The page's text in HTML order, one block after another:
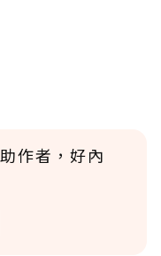
作者，好內